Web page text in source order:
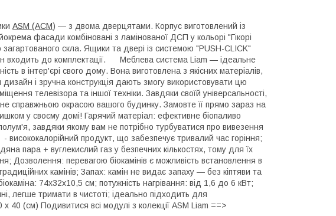
ASM (АСМ) — з двома дверцятами. Корпус виготовлений із
фасади комбіновані з ламінованої ДСП у кольорі "Гікорі
скла. Ящики та двері із системою "PUSH-CLICK"
входить до комплектації. Меблева система Liam — ідеальне
в інтер'єрі свого дому. Вона виготовлена з якісних матеріалів,
дизайн і зручна конструкція дають змогу використовувати цю
телевізора та іншої техніки. Завдяки своїй універсальності,
справжньою окрасою вашого будинку. Замовте її прямо зараз на
у своєму домі! Гарячий матеріал: ефективне біопаливо
завдяки якому вам не потрібно турбуватися про вивезення
продукт, що забезпечує тривалий час горіння;
пара + вуглекислий газ у безпечних кількостях, тому для їх
Дозволення: перевагою біокамінів є можливість встановлення в
камінів; Запах: камін не видає запаху — без кіптяви та
74x32x10,5 см; потужність нагрівання: від 1,6 до 6 кВт;
легше тримати в чистоті; ідеально підходить для
40 (см) Подивитися всі модулі з колекції ASM Liam ==>